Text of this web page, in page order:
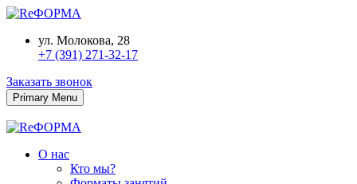
ул. Молокова, 28
+7 (391) 271-32-17
Заказать звонок
Primary Menu
О нас
Кто мы?